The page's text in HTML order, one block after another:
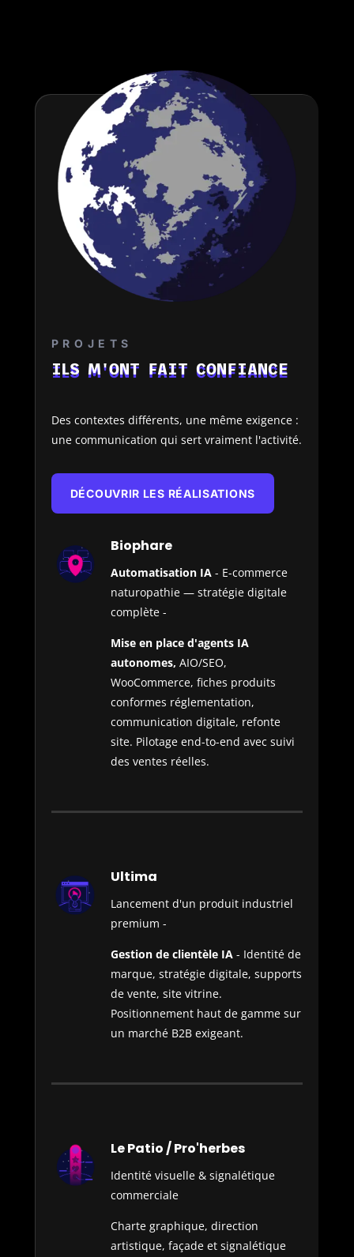
PROJETS
ILS M'ONT FAIT CONFIANCE
Des contextes différents, une même exigence :
une communication qui sert vraiment l'activité.
DÉCOUVRIR LES RÉALISATIONS
Biophare
Automatisation IA- E-commerce
naturopathie — stratégie digitale
complète -
Mise en place d'agents IA
autonomes, AIO/SEO,
WooCommerce, fiches produits
conformes réglementation,
communication digitale, refonte
site. Pilotage end-to-end avec suivi
des ventes réelles.
Ultima
Lancement d'un produit industriel
premium -
Gestion de clientèle IA- Identité de
marque, stratégie digitale, supports
de vente, site vitrine.
Positionnement haut de gamme sur
un marché B2B exigeant.
Le Patio / Pro'herbes
Identité visuelle & signalétique
commerciale
Charte graphique, direction
artistique, façade et signalétique